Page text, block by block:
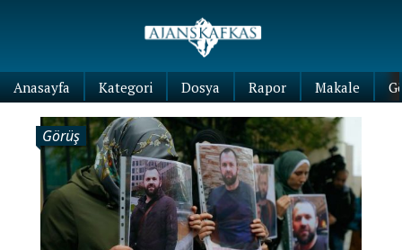
Anasayfa Kategori Dosya Rapor Makale
Görüş